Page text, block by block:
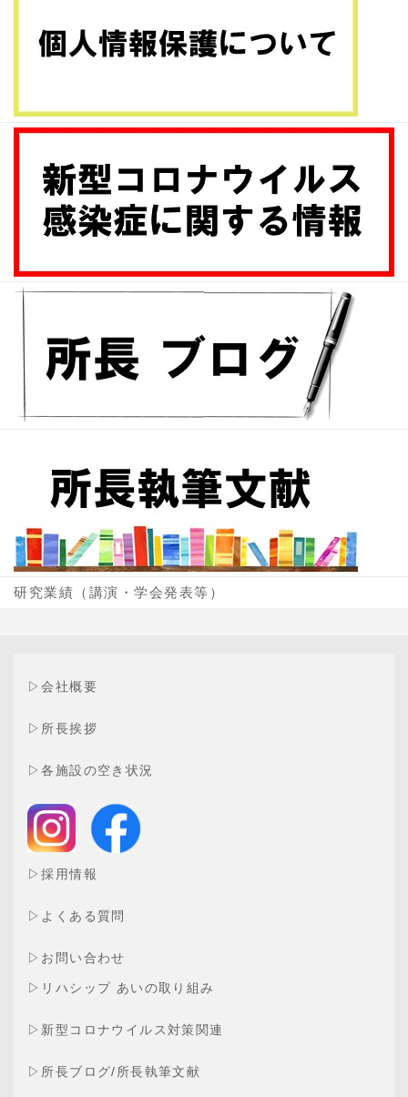
研究業績（講演・学会発表等）
▷会社概要
▷ 所長挨拶
▷各施設の空き状況
▷採用情報
▷ よくある質問
▷ お問い合わせ
▷ リハシップ あいの取り組み
▷ 新型コロナウイルス対策関連
▷ 所長ブログ/所長執筆文献